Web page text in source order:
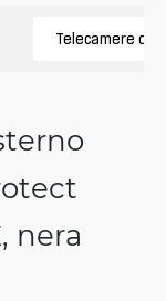
Telecamere di
nera